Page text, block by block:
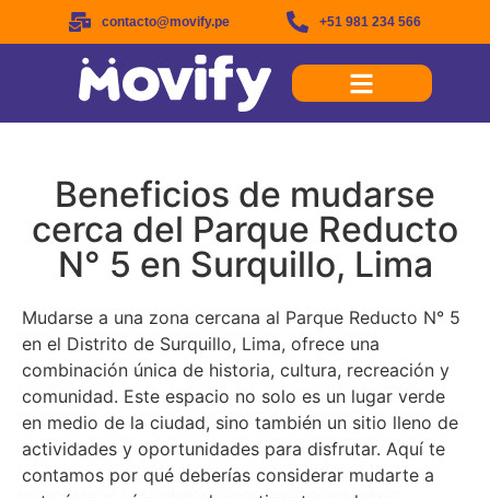
contacto@movify.pe +51 981 234 566
Beneficios de mudarse
cerca del Parque Reducto
N° 5 en Surquillo, Lima
Mudarse a una zona cercana al Parque Reducto N° 5
en el Distrito de Surquillo, Lima, ofrece una
combinación única de historia, cultura, recreación y
comunidad. Este espacio no solo es un lugar verde
en medio de la ciudad, sino también un sitio lleno de
actividades y oportunidades para disfrutar. Aquí te
contamos por qué deberías considerar mudarte a